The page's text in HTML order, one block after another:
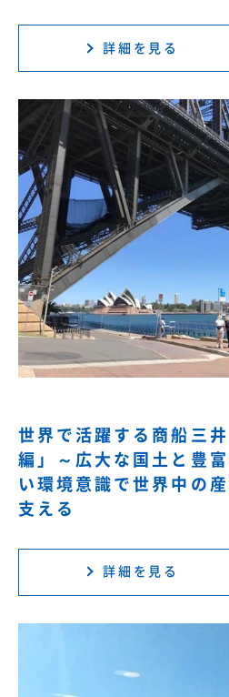
詳細を見る
世界で活躍する商船三
編」～広大な国土と豊
い環境意識で世界中の
支える
詳細を見る